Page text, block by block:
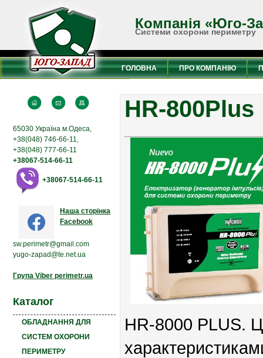
Компанія «Юго-
Системи охорони периметру
ГОЛОВНА ПРО КОМПАНІЮ
65030 Україна м.Одеса,
+38(048) 746-66-11,
+38(048) 777-66-11
+38067-514-66-11
+38067-514-66-11
Наша сторінка
Facebook
sw.perimetr@gmail.com
yugo-zapad@te.net.ua
Група Viber perimetr.ua
Каталог
ОБЛАДНАННЯ ДЛЯ
СИСТЕМ ОХОРОНИ
ПЕРИМЕТРУ
HR-800Plus
HR-8000 PLUS.